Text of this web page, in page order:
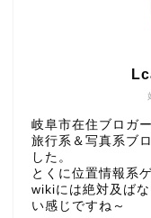
岐阜市在住ブロガー
旅行系＆写真系ブ
した。
とくに位置情報系
wikiには絶対及ば
い感じですね～